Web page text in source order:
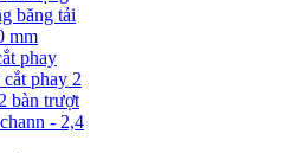
băng tải
mm
phay
phay 2
bàn trượt
- 2,4